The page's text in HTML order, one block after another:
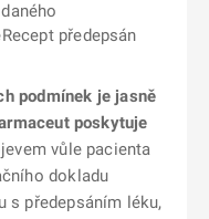
předepsán
podmínek je jasně
poskytuje
vůle pacienta
dokladu
s předepsáním léku,